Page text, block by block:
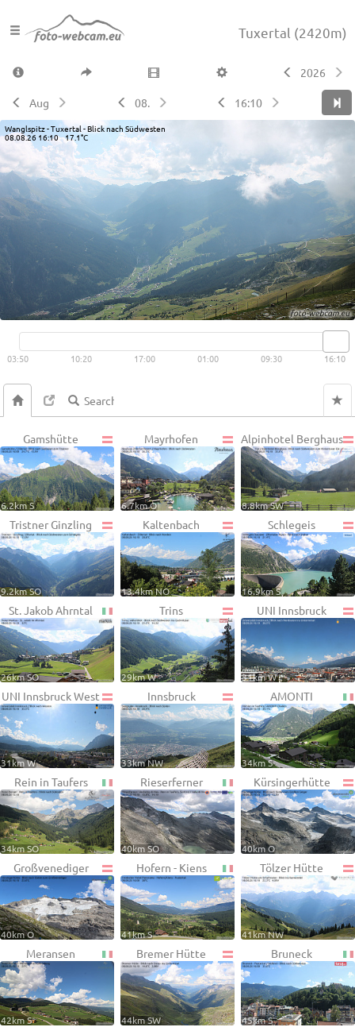
Tuxertal (2420m)
2026
Aug 08. 16:10
Wanglspitz - Tuxertal - Blick nach Südwesten
08.08.26 16:10 17.1°C
Live video available → View
03:50 10:20 17:00 01:00 09:30 16:10
Gamshütte
6.2km S
Mayrhofen
6.7km O
Alpinhotel Berghaus
8.8km SW
Tristner Ginzling
9.2km SO
Kaltenbach
13.4km NO
Schlegeis
16.9km S
St. Jakob Ahrntal
26km SO
Trins
29km W
UNI Innsbruck
31km W
UNI Innsbruck West
31km W
Innsbruck
33km NW
AMONTI
34km S
Rein in Taufers
34km SO
Rieserferner
40km SO
Kürsingerhütte
40km O
Großvenediger
40km O
Hofern - Kiens
41km S
Tölzer Hütte
41km NW
Meransen
42km S
Bremer Hütte
44km SW
Bruneck
45km S